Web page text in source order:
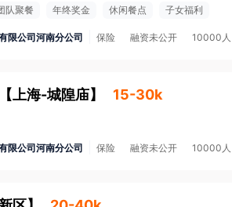
队聚餐 年终奖金 休闲餐点 子女福利
限公司河南分公司 保险 融资未公开 10000
【 上海-城隍庙】 15-30k
限公司河南分公司 保险 融资未公开 10000